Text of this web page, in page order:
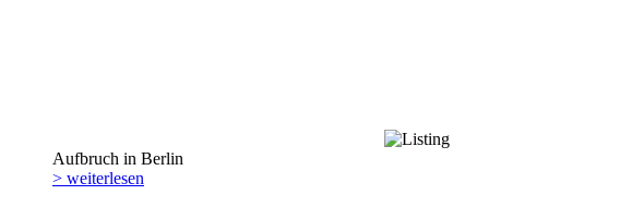
Aufbruch in Berlin
> weiterlesen